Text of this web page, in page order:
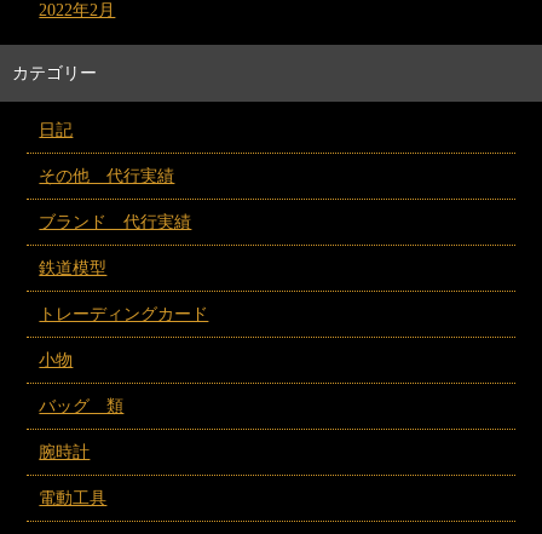
2022年2月
カテゴリー
日記
その他 代行実績
ブランド 代行実績
鉄道模型
トレーディングカード
小物
バッグ 類
腕時計
電動工具